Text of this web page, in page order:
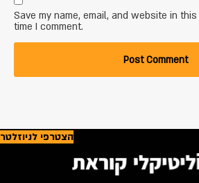
Save my name, email, and website in
time I comment.
הצטרפי לניוזלטר